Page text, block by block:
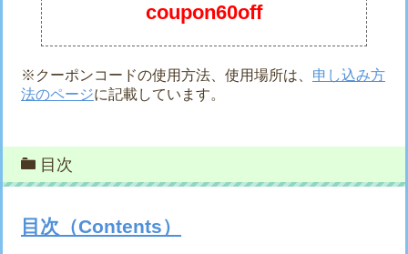
coupon60off
※クーポンコードの使用方法、使用場所は、 申し込み方
法のページに記載しています。
目次
目次（Contents）